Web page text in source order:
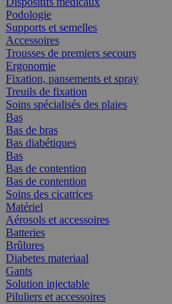
Podologie
Supports et semelles
Accessoires
Trousses de premiers secours
Ergonomie
Fixation, pansements et spray
Treuils de fixation
Soins spécialisés des plaies
Bas
Bas de bras
Bas diabétiques
Bas
Bas de contention
Bas de contention
Soins des cicatrices
Matériel
Aérosols et accessoires
Batteries
Brûlures
Diabetes materiaal
Gants
Solution injectable
Piluliers et accessoires